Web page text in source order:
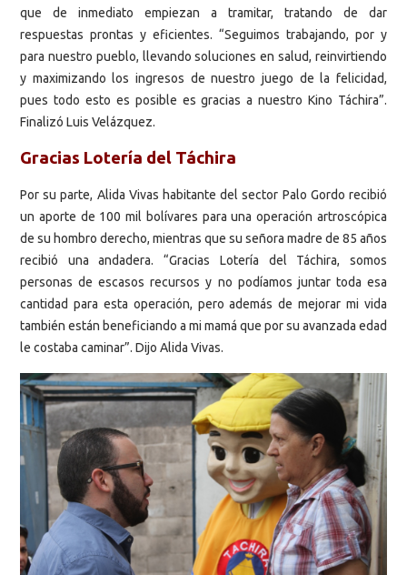
que de inmediato empiezan a tramitar, tratando de dar
respuestas prontas y eficientes. “Seguimos trabajando, por y
para nuestro pueblo, llevando soluciones en salud, reinvirtiendo
y maximizando los ingresos de nuestro juego de la felicidad,
pues todo esto es posible es gracias a nuestro Kino Táchira”.
Finalizó Luis Velázquez.
Gracias Lotería del Táchira
Por su parte, Alida Vivas habitante del sector Palo Gordo recibió
un aporte de 100 mil bolívares para una operación artroscópica
de su hombro derecho, mientras que su señora madre de 85 años
recibió una andadera. “Gracias Lotería del Táchira, somos
personas de escasos recursos y no podíamos juntar toda esa
cantidad para esta operación, pero además de mejorar mi vida
también están beneficiando a mi mamá que por su avanzada edad
le costaba caminar”. Dijo Alida Vivas.